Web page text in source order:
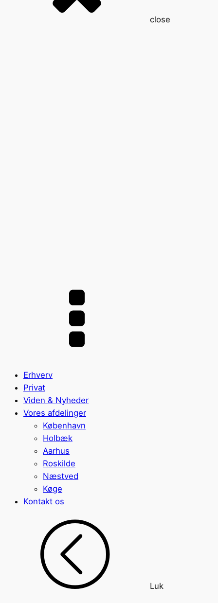
close
Erhverv
Privat
Viden & Nyheder
Vores afdelinger
København
Holbæk
Aarhus
Roskilde
Næstved
Køge
Kontakt os
Luk